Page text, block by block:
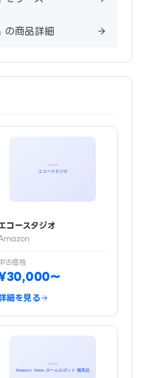
商品詳細
コースタジオ
古価格
〜
細を見る